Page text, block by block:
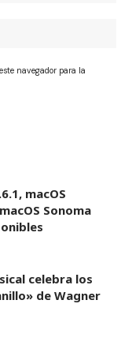
navegador para la
macOS
Sonoma
celebra los
de Wagner